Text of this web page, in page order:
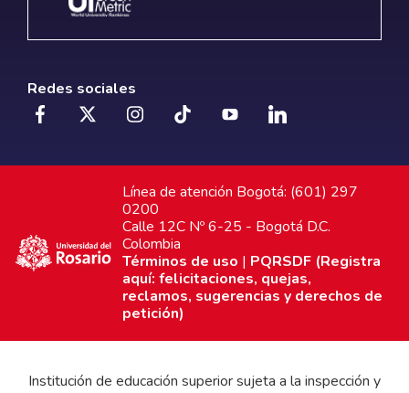
Redes sociales
Línea de atención Bogotá: (601) 297
0200
Calle 12C Nº 6-25 - Bogotá D.C.
Colombia
Términos de uso | PQRSDF (Registra
aquí: felicitaciones, quejas,
reclamos, sugerencias y derechos de
petición)
Institución de educación superior sujeta a la inspección y